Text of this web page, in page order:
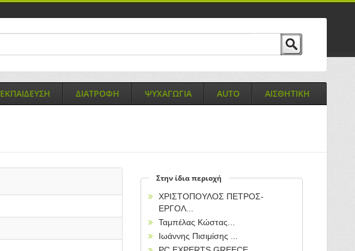
ΕΚΠΑΙΔΕΥΣΗ ΔΙΑΤΡΟΦΗ ΨΥΧΑΓΩΓΙΑ AUTO ΑΙΣΘΗΤΙΚΗ
Στην ίδια περιοχή
ΧΡΙΣΤΟΠΟΥΛΟΣ ΠΕΤΡΟΣ-
ΕΡΓΟΛ...
Ταμπέλας Κώστας...
Ιωάννης Πισιμίσης ...